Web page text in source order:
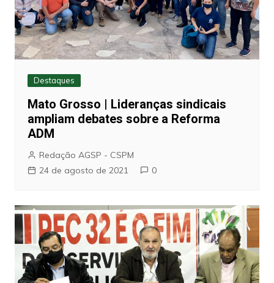
Destaques
Mato Grosso | Lideranças sindicais
ampliam debates sobre a Reforma
ADM
Redação AGSP - CSPM
24 de agosto de 2021
0